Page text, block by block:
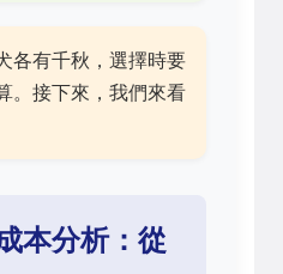
各有千秋，選擇時要
。接下來，我們來看
本分析：從